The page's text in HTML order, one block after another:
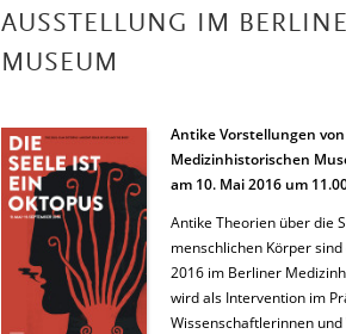
AUSSTELLUNG IM
MUSEUM
Antike Vorstellungen
Medizinhistorischen
am 10. Mai 2016 um
Antike Theorien über die
menschlichen Körper
2016 im Berliner
wird als Intervention im
Wissenschaftlerinnen